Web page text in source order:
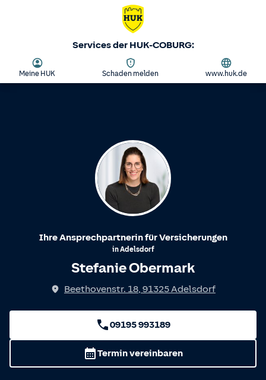
Services der HUK-COBURG:
Meine HUK Schaden melden www.huk.de
Ihre Ansprechpartnerin für Versicherungen
inAdelsdorf
Stefanie Obermark
Beethovenstr. 18, 91325Adelsdorf
09195 993189
Termin vereinbaren